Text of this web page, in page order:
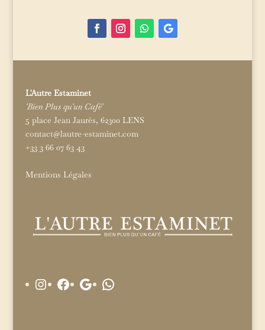
L'Autre Estaminet
'Bien Plus qu'un Café'
5 place Jean Jaurès, 62300 LENS
contact@lautre-estaminet.com
+33 3 66 07 63 43
Mentions Légales
Instagram
Facebook
GoogleWhatsApp